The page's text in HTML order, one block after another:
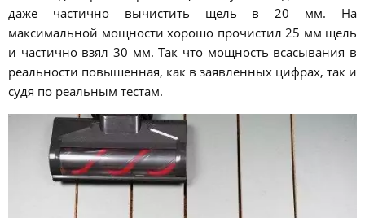
даже частично вычистить щель в 20 мм. На
максимальной мощности хорошо прочистил 25 мм щель
и частично взял 30 мм. Так что мощность всасывания в
реальности повышенная, как в заявленных цифрах, так и
судя по реальным тестам.